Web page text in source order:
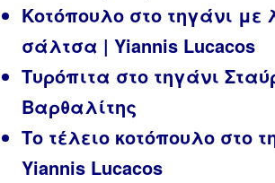
Κοτόπουλο στο τηγάνι με
σάλτσα | Yiannis Lucacos
Τυρόπιτα στο τηγάνι
Βαρθαλίτης
Το τέλειο κοτόπουλο στο
Yiannis Lucacos